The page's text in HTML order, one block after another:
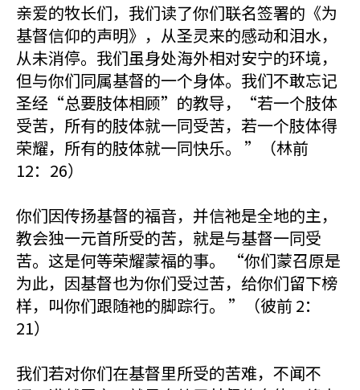
亲爱的牧长们，我们读了你们联名签署的《为
基督信仰的声明》，从圣灵来的感动和泪水，
从未消停。我们虽身处海外相对安宁的环境，
但与你们同属基督的一个身体。我们不敢忘记
圣经“总要肢体相顾”的教导，“若一个肢体
受苦，所有的肢体就一同受苦，若一个肢体得
荣耀，所有的肢体就一同快乐。 ”（林前
12：26）
你们因传扬基督的福音，并信祂是全地的主，
教会独一元首所受的苦，就是与基督一同受
苦。这是何等荣耀蒙福的事。 “你们蒙召原是
为此，因基督也为你们受过苦，给你们留下榜
样，叫你们跟随祂的脚踪行。 ”（彼前 2：
21）
我们若对你们在基督里所受的苦难，不闻不